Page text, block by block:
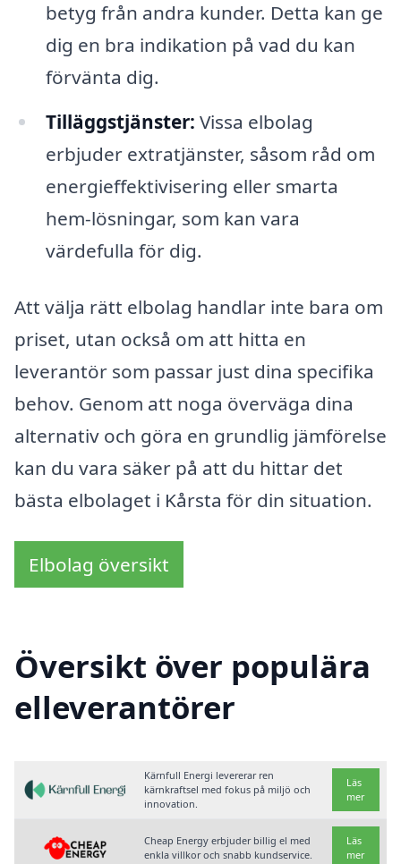
betyg från andra kunder. Detta kan ge
dig en bra indikation på vad du kan
förvänta dig.
Tilläggstjänster: Vissa elbolag
erbjuder extratjänster, såsom råd om
energieffektivisering eller smarta
hem-lösningar, som kan vara
värdefulla för dig.
Att välja rätt elbolag handlar inte bara om
priset, utan också om att hitta en
leverantör som passar just dina specifika
behov. Genom att noga överväga dina
alternativ och göra en grundlig jämförelse
kan du vara säker på att du hittar det
bästa elbolaget i Kårsta för din situation.
Elbolag översikt
Översikt över populära
elleverantörer
Kärnfull Energi levererar ren
kärnkraftsel med fokus på miljö och
innovation.
Läs
mer
Cheap Energy erbjuder billig el med
enkla villkor och snabb kundservice.
Läs
mer